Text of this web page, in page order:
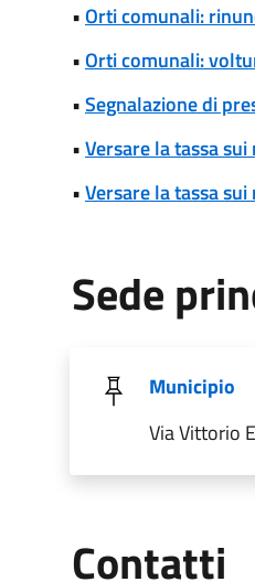
•Orti comunali:
•Orti comunali:
•Segnalazione di
•Versare la tassa
•Versare la tassa
Sede
Municipio
Via Vittorio
Contatti